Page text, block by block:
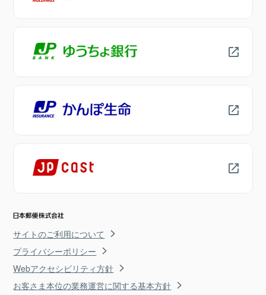
サイトのご利用について
プライバシーポリシー
Webアクセシビリティ方針
お客さま本位の業務運営に関する基本方針